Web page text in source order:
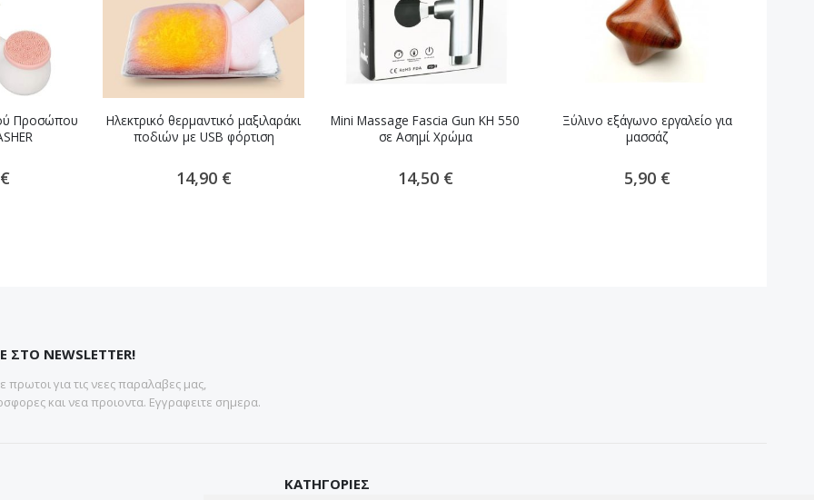
Προσώπου
Ηλεκτρικό θερμαντικό μαξιλαράκι
ποδιών με USB φόρτιση
14,90 €
Mini Massage Fascia Gun KH 550
σε Ασημί Χρώμα
14,50 €
Ξύλινο εξάγωνο εργαλείο για
μασσάζ
5,90 €
ΣΤΟ NEWSLETTER!
πρωτοι για τις νεες παραλαβες μας,
και νεα προιοντα. Εγγραφειτε σημερα.
ΚΑΤΗΓΟΡΙΕΣ